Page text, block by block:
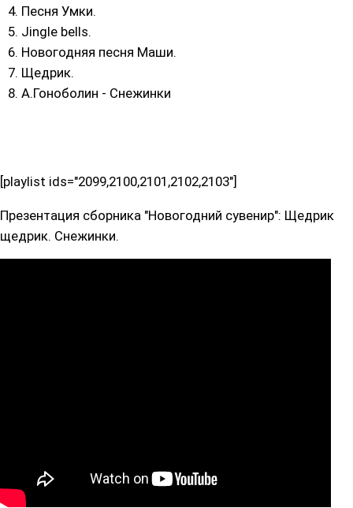
Песня Умки.
Jingle bells.
Новогодняя песня Маши.
Щедрик.
А.Гоноболин - Снежинки
[playlist ids="2099,2100,2101,2102,2103"]
Презентация сборника "Новогодний сувенир": Щедрик
щедрик. Снежинки.